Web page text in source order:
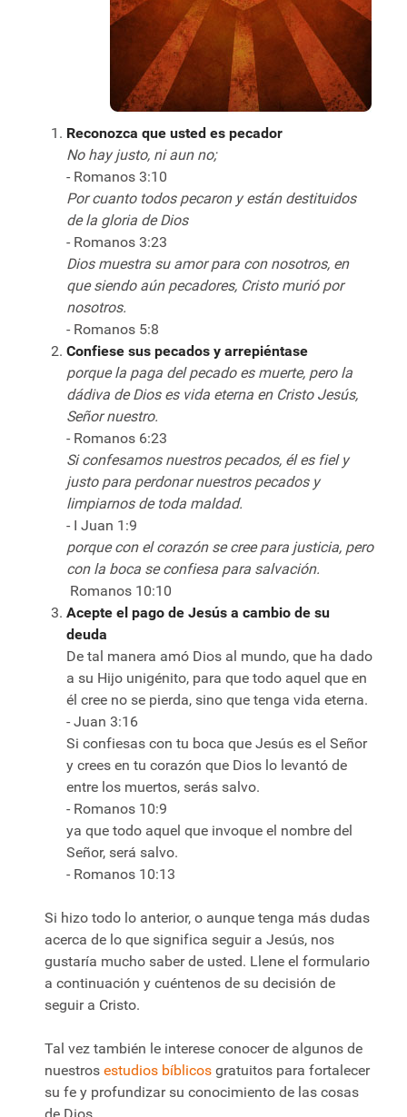
Reconozca que usted es pecador
No hay justo, ni aun no;
- Romanos 3:10
Por cuanto todos pecaron y están destituidos
de la gloria de Dios
- Romanos 3:23
Dios muestra su amor para con nosotros, en
que siendo aún pecadores, Cristo murió por
nosotros.
- Romanos 5:8
Confiese sus pecados y arrepiéntase
porque la paga del pecado es muerte, pero la
dádiva de Dios es vida eterna en Cristo Jesús,
Señor nuestro.
- Romanos 6:23
Si confesamos nuestros pecados, él es fiel y
justo para perdonar nuestros pecados y
limpiarnos de toda maldad.
- I Juan 1:9
porque con el corazón se cree para justicia, pero
con la boca se confiesa para salvación.
Romanos 10:10
Acepte el pago de Jesús a cambio de su
deuda
De tal manera amó Dios al mundo, que ha dado
a su Hijo unigénito, para que todo aquel que en
él cree no se pierda, sino que tenga vida eterna.
- Juan 3:16
Si confiesas con tu boca que Jesús es el Señor
y crees en tu corazón que Dios lo levantó de
entre los muertos, serás salvo.
- Romanos 10:9
ya que todo aquel que invoque el nombre del
Señor, será salvo.
- Romanos 10:13
Si hizo todo lo anterior, o aunque tenga más dudas
acerca de lo que significa seguir a Jesús, nos
gustaría mucho saber de usted. Llene el formulario
a continuación y cuéntenos de su decisión de
seguir a Cristo.
Tal vez también le interese conocer de algunos de
nuestros estudios bíblicos gratuitos para fortalecer
su fe y profundizar su conocimiento de las cosas